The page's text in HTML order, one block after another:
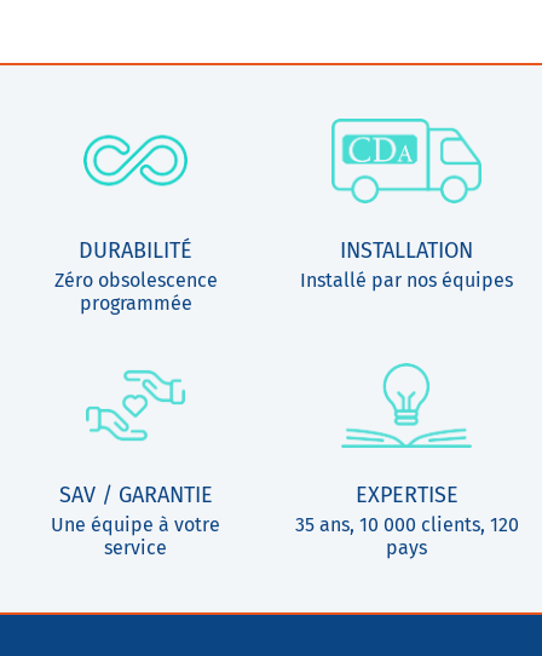
DURABILITÉ
Zéro obsolescence
programmée
INSTALLATION
Installé par nos équipes
SAV / GARANTIE
Une équipe à votre
service
EXPERTISE
35 ans, 10 000 clients, 120
pays